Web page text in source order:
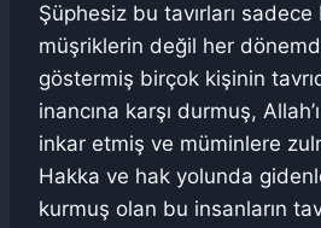
Şüphesiz bu tavırları sadece
müşriklerin değil her
göstermiş birçok kişinin
inancına karşı durmuş,
inkar etmiş ve müminlere
Hakka ve hak yolunda
kurmuş olan bu insanların